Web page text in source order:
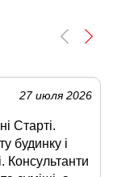
27 июля 2026
Старті.
будинку і
Консультанти